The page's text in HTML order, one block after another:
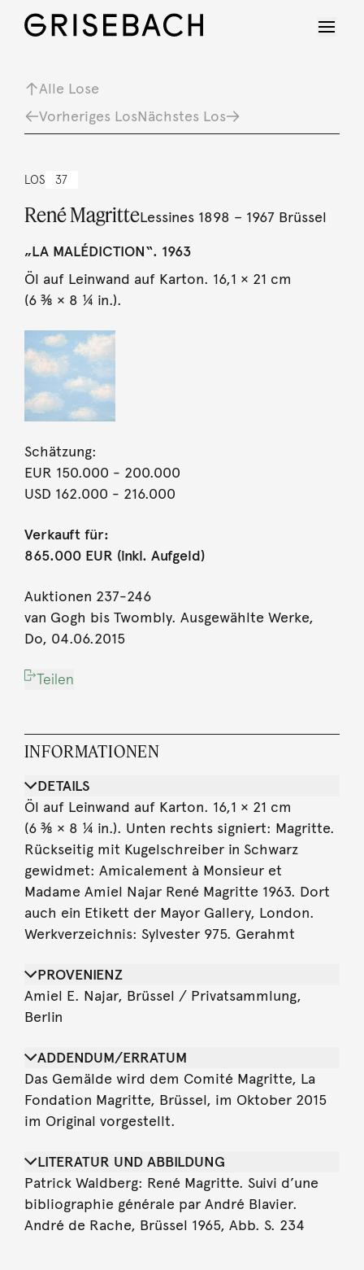
Alle Lose
Vorheriges LosNächstes Los
LOS 37
René MagritteLessines 1898 – 1967 Brüssel
„LA MALÉDICTION“. 1963
Öl auf Leinwand auf Karton. 16,1 × 21 cm
(6 ⅜ × 8 ¼ in.).
Schätzung:
EUR 150.000 - 200.000
USD 162.000 - 216.000
Verkauft für:
865.000 EUR (inkl. Aufgeld)
Auktionen 237-246
van Gogh bis Twombly. Ausgewählte Werke,
Do, 04.06.2015
Teilen
INFORMATIONEN
DETAILS
Öl auf Leinwand auf Karton. 16,1 × 21 cm
(6 ⅜ × 8 ¼ in.). Unten rechts signiert: Magritte.
Rückseitig mit Kugelschreiber in Schwarz
gewidmet: Amicalement à Monsieur et
Madame Amiel Najar René Magritte 1963. Dort
auch ein Etikett der Mayor Gallery, London.
Werkverzeichnis: Sylvester 975. Gerahmt
PROVENIENZ
Amiel E. Najar, Brüssel / Privatsammlung,
Berlin
ADDENDUM/ERRATUM
Das Gemälde wird dem Comité Magritte, La
Fondation Magritte, Brüssel, im Oktober 2015
im Original vorgestellt.
LITERATUR UND ABBILDUNG
Patrick Waldberg: René Magritte. Suivi d’une
bibliographie générale par André Blavier.
André de Rache, Brüssel 1965, Abb. S. 234